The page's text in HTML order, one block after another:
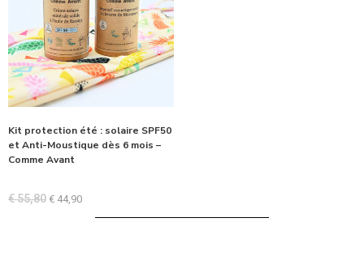
Kit protection été : solaire SPF50
et Anti-Moustique dès 6 mois –
Comme Avant
€55,80 € 44,90